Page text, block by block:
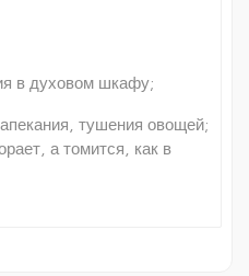
в духовом шкафу;
тушения овощей;
а томится, как в